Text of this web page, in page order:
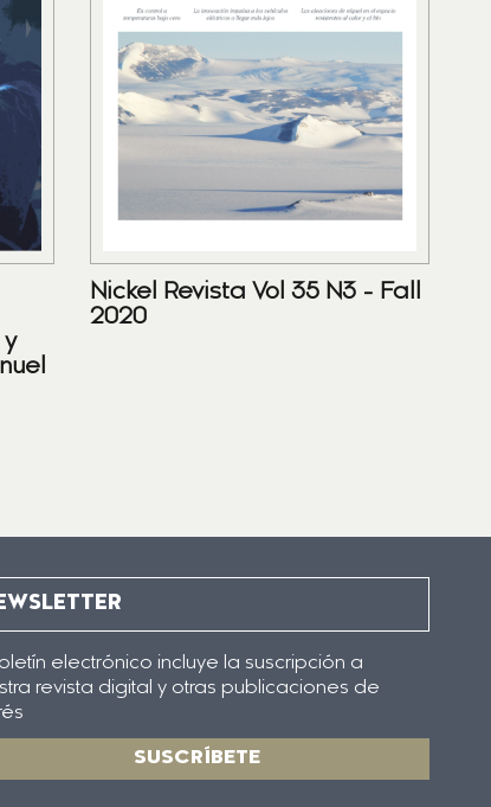
Nickel Revista Vol 35 N3 - Fall
2020
electrónico incluye la suscripción a
revista digital y otras publicaciones de
SUSCRÍBETE